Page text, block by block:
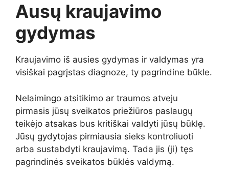
Ausų kraujavimo
gydymas
Kraujavimo iš ausies gydymas ir valdymas yra
visiškai pagrįstas diagnoze, ty pagrindine būkle.
Nelaimingo atsitikimo ar traumos atveju
pirmasis jūsų sveikatos priežiūros paslaugų
teikėjo atsakas bus kritiškai valdyti jūsų būklę.
Jūsų gydytojas pirmiausia sieks kontroliuoti
arba sustabdyti kraujavimą. Tada jis (ji) tęs
pagrindinės sveikatos būklės valdymą.